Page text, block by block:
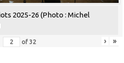
2025-26 (Photo : Michel
of 32 › »